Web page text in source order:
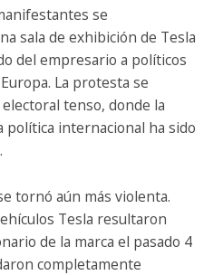
se
sala de exhibición de Tesla
del empresario a políticos
La protesta se
tenso, donde la
política internacional ha sido
tornó aún más violenta.
Tesla resultaron
de la marca el pasado 4
completamente